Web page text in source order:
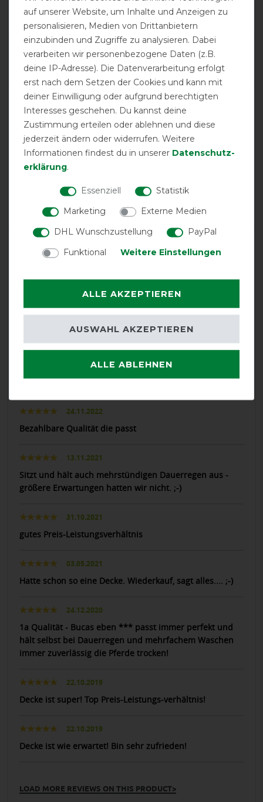
14
Product Rating
5/5
product experience
calculated from 14 customer reviews
Positive
Neutral
0%
12.05.2024
29.10.2023
Passt sehr gut. Material hochwertig wie immer. Vollstens
zufrieden.
24.11.2022
Bezahlbare Qualität die passt
13.11.2021
Sitzt und hält auch mehrstündigen Dauerregen aus -
größere Erwartungen hatten wir nicht. ;-)
31.10.2021
gutes Preis-Leistungsverhältnis
03.05.2021
Hatte schon so eine Decke. Wiederkauf, sagt alles.... ;-)
24.12.2020
1a Qualität - Bucas eben *** passt immer perfekt und
hält selbst bei Dauerregen und mehrfachem Waschen
immer zuverlässig die Pferde trocken!
22.10.2019
Decke ist super! Top Preis-Leistungs-verhältnis!
22.10.2019
Decke ist wie erwartet! Bin sehr zufrieden!
LOAD MORE REVIEWS ON THIS PRODUCT>
auf unserer Website, um Inhalte und Anzeigen zu
personalisieren, Medien von Drittanbietern
einzubinden und Zugriffe zu analysieren. Dabei
verarbeiten wir personenbezogene Daten (z.B.
deine IP-Adresse). Die Datenverarbeitung erfolgt
erst nach dem Setzen der Cookies und kann mit
deiner Einwilligung oder aufgrund berechtigten
Interesses geschehen. Du kannst deine
Zustimmung erteilen oder ablehnen und diese
jederzeit ändern oder widerrufen. Weitere
Informationen findest du in unserer Daten­schutz­
erklärung.
Essenziell
Statistik
Marketing
Externe Medien
DHL Wunschzustellung
PayPal
Funktional
Weitere Einstellungen
ALLE AKZEPTIEREN
ALLE ABLEHNEN
AUSWAHL AKZEPTIEREN